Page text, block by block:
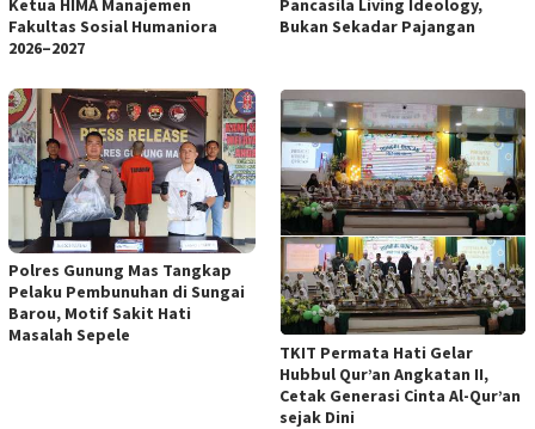
Ketua HIMA Manajemen
Fakultas Sosial Humaniora
2026–2027
Pancasila Living Ideology,
Bukan Sekadar Pajangan
Polres Gunung Mas Tangkap
Pelaku Pembunuhan di Sungai
Barou, Motif Sakit Hati
Masalah Sepele
TKIT Permata Hati Gelar
Hubbul Qur’an Angkatan II,
Cetak Generasi Cinta Al-Qur’an
sejak Dini